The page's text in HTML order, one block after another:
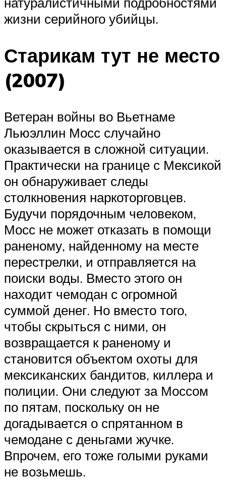
жизни серийного убийцы.
Старикам тут не место
(2007)
Ветеран войны во Вьетнаме
Льюэллин Мосс случайно
оказывается в сложной ситуации.
Практически на границе с Мексикой
он обнаруживает следы
столкновения наркоторговцев.
Будучи порядочным человеком,
Мосс не может отказать в помощи
раненому, найденному на месте
перестрелки, и отправляется на
поиски воды. Вместо этого он
находит чемодан с огромной
суммой денег. Но вместо того,
чтобы скрыться с ними, он
возвращается к раненому и
становится объектом охоты для
мексиканских бандитов, киллера и
полиции. Они следуют за Моссом
по пятам, поскольку он не
догадывается о спрятанном в
чемодане с деньгами жучке.
Впрочем, его тоже голыми руками
не возьмешь.